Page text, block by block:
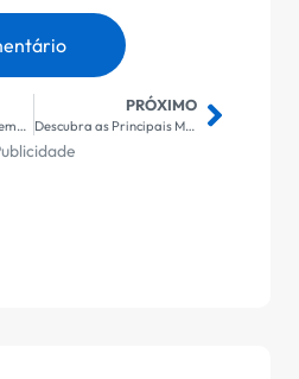
Pernambuco declara emergência em 27 cidades afetadas por chuvas
PRÓXIMO
Descubra as Principais Mudanças Recentes e Seus Impactos